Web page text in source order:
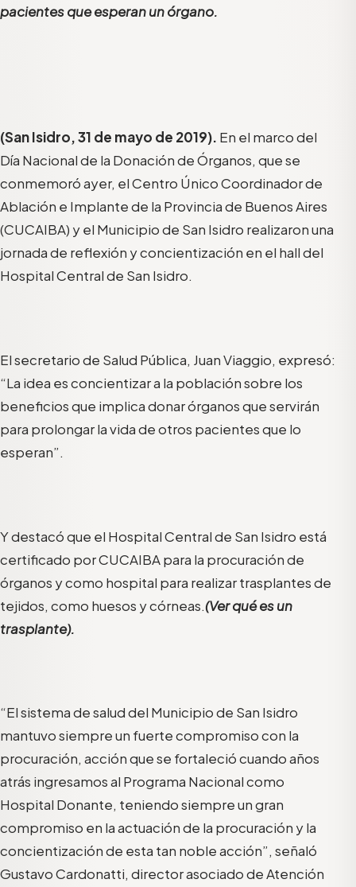
pacientes que esperan un órgano.
(San Isidro, 31 de mayo de 2019). En el marco del
Día Nacional de la Donación de Órganos, que se
conmemoró ayer, el Centro Único Coordinador de
Ablación e Implante de la Provincia de Buenos Aires
(CUCAIBA) y el Municipio de San Isidro realizaron una
jornada de reflexión y concientización en el hall del
Hospital Central de San Isidro.
El secretario de Salud Pública, Juan Viaggio, expresó:
“La idea es concientizar a la población sobre los
beneficios que implica donar órganos que servirán
para prolongar la vida de otros pacientes que lo
esperan”.
Y destacó que el Hospital Central de San Isidro está
certificado por CUCAIBA para la procuración de
órganos y como hospital para realizar trasplantes de
tejidos, como huesos y córneas.(Ver qué es un
trasplante).
“El sistema de salud del Municipio de San Isidro
mantuvo siempre un fuerte compromiso con la
procuración, acción que se fortaleció cuando años
atrás ingresamos al Programa Nacional como
Hospital Donante, teniendo siempre un gran
compromiso en la actuación de la procuración y la
concientización de esta tan noble acción”, señaló
Gustavo Cardonatti, director asociado de Atención